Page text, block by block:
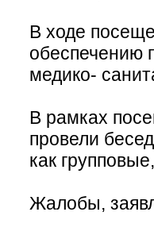
В ходе
обеспечению
медико-
В рамках
провели
как
Жалобы,